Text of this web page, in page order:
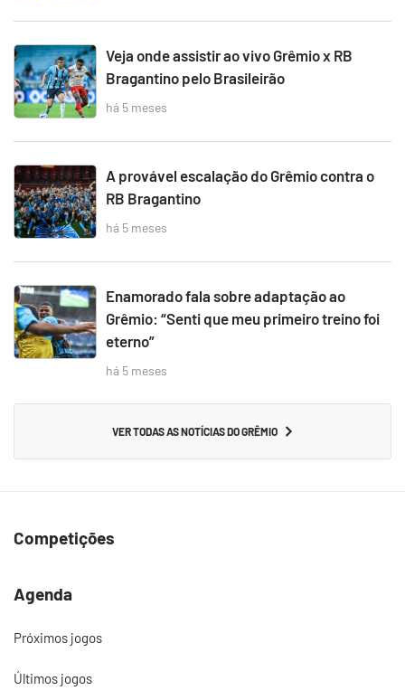
Veja onde assistir ao vivo Grêmio x RB
Bragantino pelo Brasileirão
há 5 meses
A provável escalação do Grêmio contra o
RB Bragantino
há 5 meses
Enamorado fala sobre adaptação ao
Grêmio: “Senti que meu primeiro treino foi
eterno”
há 5 meses
VER TODAS AS NOTÍCIAS DO GRÊMIO
Competições
Agenda
Próximos jogos
Últimos jogos